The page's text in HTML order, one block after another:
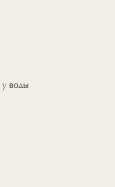
у воды